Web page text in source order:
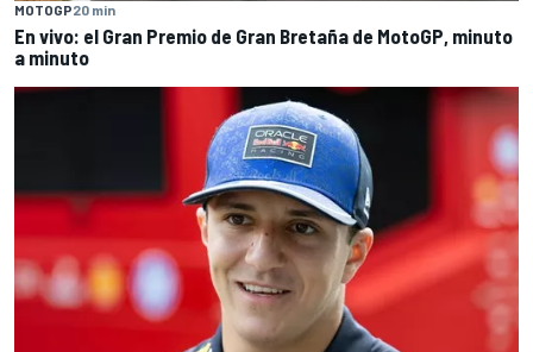
MOTOGP20 min
En vivo: el Gran Premio de Gran Bretaña de MotoGP, minuto
a minuto